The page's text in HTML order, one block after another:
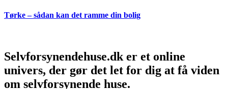
Tørke – sådan kan det ramme din bolig
Selvforsynendehuse.dk er et online
univers, der gør det let for dig at få viden
om selvforsynende huse.